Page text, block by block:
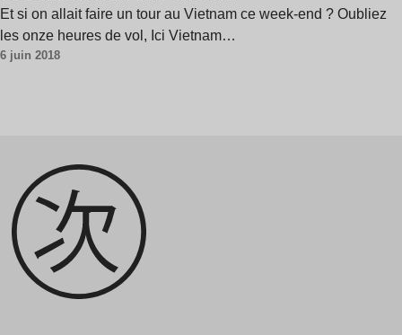
Et si on allait faire un tour au Vietnam ce week-end ? Oubliez
les onze heures de vol, Ici Vietnam…
6 juin 2018